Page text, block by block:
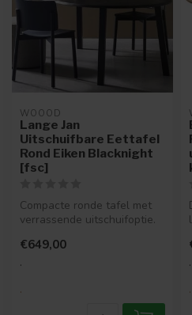
WOOOD
Lange Jan
Uitschuifbare Eettafel
Rond Eiken Blacknight
[fsc]
Compacte ronde tafel met
verrassende uitschuifoptie.
van...
€649,00
.
.
.
.